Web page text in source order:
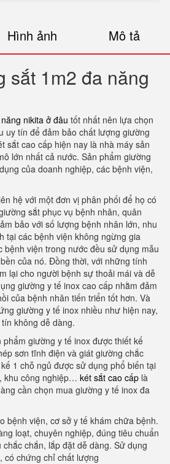
Hình ảnh Mô tả
sắt 1m2 đa năng
nikita ở đâu tốt nhất nên lựa chọn
uy tín để đảm bảo chất lượng giường
sắt cao cấp hiện nay là nhà máy sản
lớn nhất cả nước. Sản phẩm giường
của doanh nghiệp, các bệnh viện,
hệ với một đơn vị phân phối để họ có
sắt phục vụ bệnh nhân, quân
bảo với số lượng bệnh nhân lớn, nhu
tại các bệnh viện không ngừng gia
bệnh viện trong nước đều sử dụng mẫu
của nó. Đồng thời, với những tính
lại cho người bệnh sự thoải mái và dễ
giường y tế inox cao cấp nhằm đảm
của bệnh nhân tiến triển tốt hơn. Và
giường y tế inox nhiều như hiện nay,
không dễ dàng.
phẩm giường y tế inox được thiết kế
sơn tĩnh điện và giát giường chắc
1 chỗ ngủ được sử dụng phổ biến tại
khu công nghiệp… két sắt cao cấp là
cần chọn mua giường y tế inox đa
bệnh viện, cơ sở y tế khám chữa bệnh.
loạt, chuyên nghiệp, đúng tiêu chuẩn
chắc chắn, lắp đặt dễ dàng. Sử dụng
có chứng chỉ chất lượng